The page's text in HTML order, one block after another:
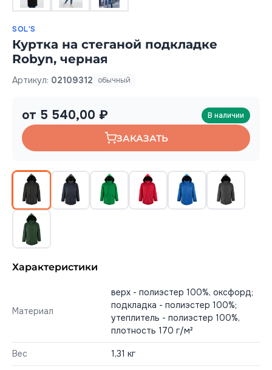
SOL'S
Куртка на стеганой подкладке
Robyn, черная
Артикул: 02109312 обычный
от 5 540,00 ₽ В наличии
ЗАКАЗАТЬ
Характеристики
Материал
верх - полиэстер 100%, оксфорд;
подкладка - полиэстер 100%;
утеплитель - полиэстер 100%,
плотность 170 г/м²
Вес 1,31 кг